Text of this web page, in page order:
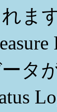
ま
タ